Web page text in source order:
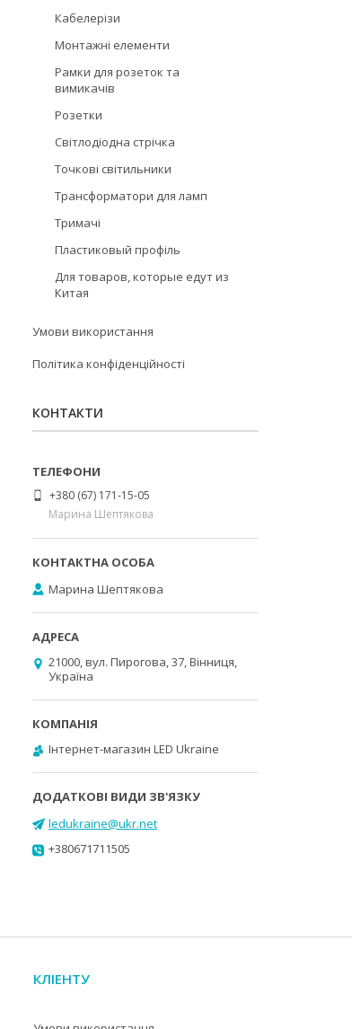
Кабелерізи
Монтажні елементи
Рамки для розеток та
вимикачів
Розетки
Світлодіодна стрічка
Точкові світильники
Трансформатори для ламп
Тримачі
Пластиковый профіль
Для товаров, которые едут из
Китая
Умови використання
Політика конфіденційності
КОНТАКТИ
+380 (67) 171-15-05
Марина Шептякова
Марина Шептякова
21000, вул. Пирогова, 37, Вінниця,
Україна
Інтернет-магазин LED Ukraine
ledukraine@ukr.net
+380671711505
КЛІЕНТУ